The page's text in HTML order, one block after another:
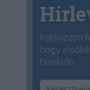
Iratkozzon
hogy
hírekről!